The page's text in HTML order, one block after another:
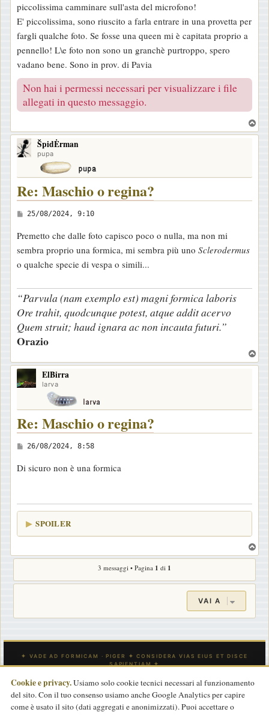
s
a
g
g
i
o
piccolissima camminare sull'asta del microfono!
E' piccolissima, sono riuscito a farla entrare in una provetta per
fargli qualche foto. Se fosse una queen mi è capitata proprio a
pennello! L\e foto non sono un granchè purtroppo, spero
vadano bene. Sono in prov. di Pavia
Non hai i permessi necessari per visualizzare i file
allegati in questo messaggio.
o
ŠpidĖrman
pupa
Re: Maschio o regina?
M
s
s
a
g
i
o
25/08/2024, 9:10
Premetto che dalle foto capisco poco o nulla, ma non mi
sembra proprio una formica, mi sembra più uno Sclerodermus
o qualche specie di vespa o simili...
“Parvula (nam exemplo est) magni formica laboris
Ore trahit, quodcunque potest, atque addit acervo
Quem struit; haud ignara ac non incauta futuri.”
Orazio
o
ElBirra
larva
Re: Maschio o regina?
M
s
a
g
o
26/08/2024, 8:58
Di sicuro non è una formica
SPOILER
o
3 messaggi • Pagina 1 di 1
VAI A
INDICE Tutti gli orari sonoUTC
CONTATTACI
Cookie e privacy.Usiamo solo cookie tecnici necessari al funzionamento
del sito. Con il tuo consenso usiamo anche Google Analytics per capire
come è usato il sito (dati aggregati e anonimizzati). Puoi accettare o